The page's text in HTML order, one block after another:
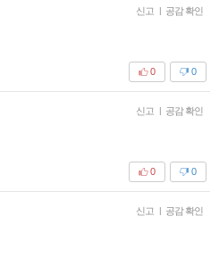
신고 | 공감 확인
0
0
신고 | 공감 확인
0
0
신고 | 공감 확인